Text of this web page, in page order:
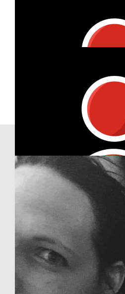
Hilde
Zet 'm op,
Edwin &
Zet 'm op
Lia
Ik ben trots op
26.98
Willem
Show
Our Team